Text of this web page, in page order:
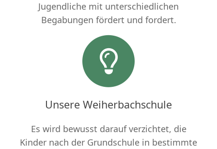
Jugendliche mit unterschiedlichen
Begabungen fördert und fordert.
Unsere Weiherbachschule
Es wird bewusst darauf verzichtet, die
Kinder nach der Grundschule in bestimmte